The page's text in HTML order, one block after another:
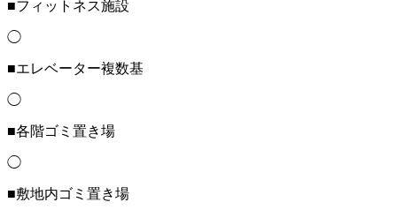
■フィットネス施設
◯
■エレベーター複数基
◯
■各階ゴミ置き場
◯
■敷地内ゴミ置き場